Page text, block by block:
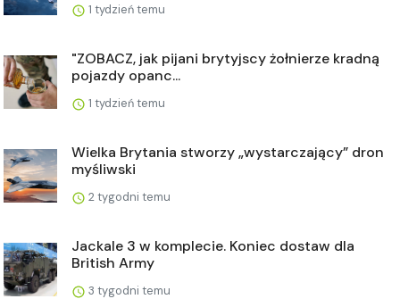
1 tydzień temu
"ZOBACZ, jak pijani brytyjscy żołnierze kradną
pojazdy opanc...
1 tydzień temu
Wielka Brytania stworzy „wystarczający” dron
myśliwski
2 tygodni temu
Jackale 3 w komplecie. Koniec dostaw dla
British Army
3 tygodni temu